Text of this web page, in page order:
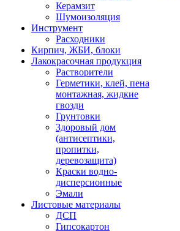
Керамзит
Шумоизоляция
Инструмент
Расходники
Кирпич, ЖБИ, блоки
Лакокрасочная продукция
Растворители
Герметики, клей, пена
монтажная, жидкие
гвозди
Грунтовки
Здоровый дом
(антисептики,
пропитки,
деревозащита)
Краски водно-
дисперсионные
Эмали
Листовые материалы
ДСП
Гипсокартон